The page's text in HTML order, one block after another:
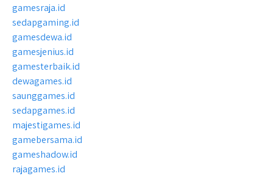
gamesraja.id
sedapgaming.id
gamesdewa.id
gamesjenius.id
gamesterbaik.id
dewagames.id
saunggames.id
sedapgames.id
majestigames.id
gamebersama.id
gameshadow.id
rajagames.id